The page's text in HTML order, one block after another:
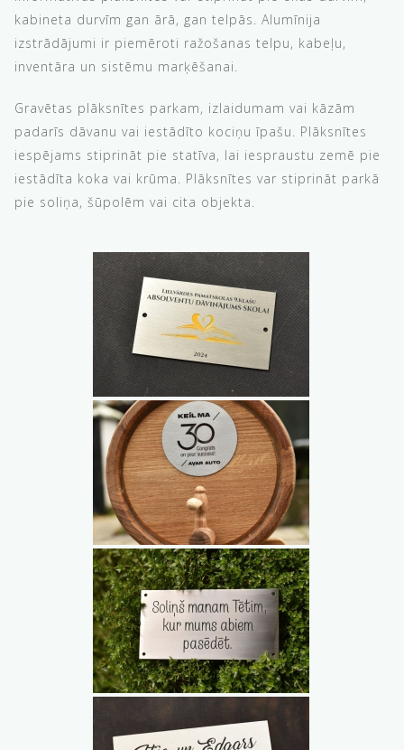
kabineta durvīm gan ārā, gan telpās. Alumīnija
izstrādājumi ir piemēroti ražošanas telpu, kabeļu,
inventāra un sistēmu marķēšanai.
Gravētas plāksnītes parkam, izlaidumam vai kāzām
padarīs dāvanu vai iestādīto kociņu īpašu. Plāksnītes
iespējams stiprināt pie statīva, lai iespraustu zemē pie
iestādīta koka vai krūma. Plāksnītes var stiprināt parkā
pie soliņa, šūpolēm vai cita objekta.